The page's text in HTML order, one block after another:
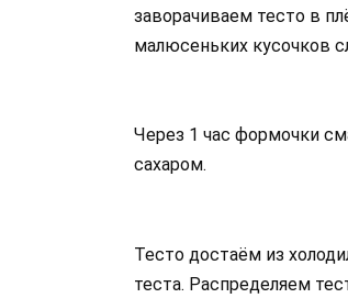
заворачиваем тесто в
малюсеньких кусочков
Через 1 час формочки
сахаром.
Тесто достаём из
теста. Распределяем